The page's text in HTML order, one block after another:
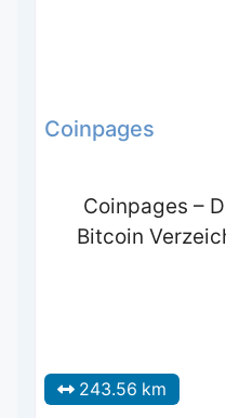
Coinpages
Coinpages –
Bitcoin
243.56 km